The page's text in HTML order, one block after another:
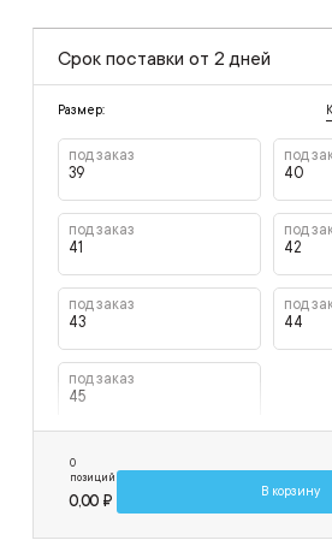
Срок поставки от 2 дней
Размер:
под заказ
39
под
40
под заказ
41
под
42
под заказ
43
под
44
под заказ
45
0
позиций
0,00 ₽
В корзину